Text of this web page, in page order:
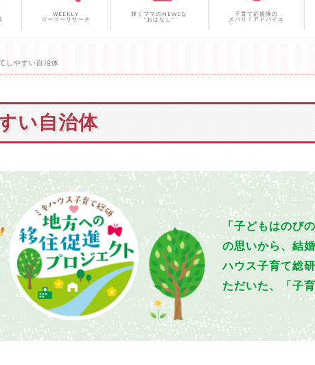
WEEKLY
ゴーゴーリサーチ
輝くママのNEWSな
“おはなし”
子育て応援隊の
ズバリ！アドバイス
しやすい自治体
い自治体
「子どもはのび
の思いから、結
ハウス子育て総
ただいた、「子